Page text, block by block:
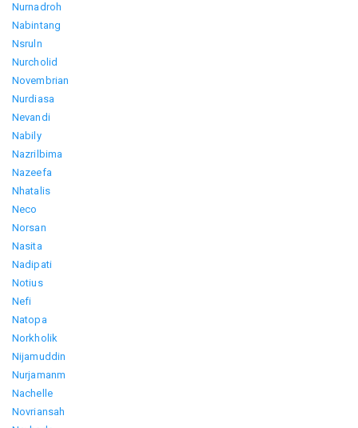
Nurnadroh
Nabintang
Nsruln
Nurcholid
Novembrian
Nurdiasa
Nevandi
Nabily
Nazrilbima
Nazeefa
Nhatalis
Neco
Norsan
Nasita
Nadipati
Notius
Nefi
Natopa
Norkholik
Nijamuddin
Nurjamanm
Nachelle
Novriansah